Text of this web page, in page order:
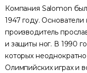
Компания Salomon
1947 году.
производитель
и защиты ног. В 1990
которых
Олимпийских играх и